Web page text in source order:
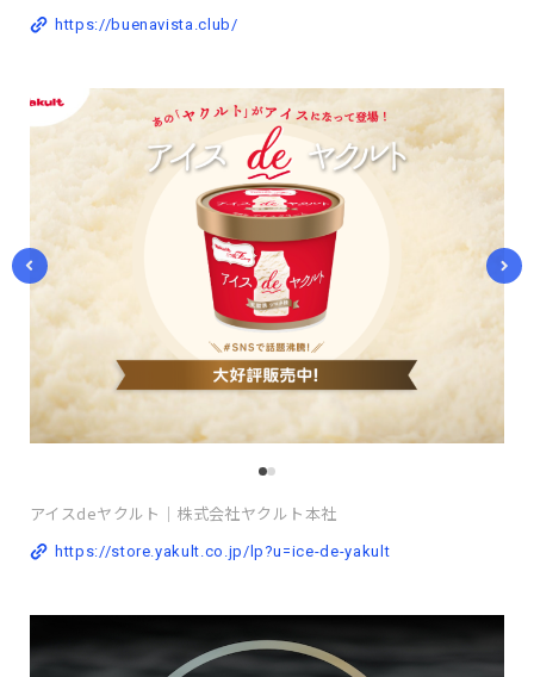
https://buenavista.club/
アイスdeヤクルト｜株式会社ヤクルト本社
https://store.yakult.co.jp/lp?u=ice-de-yakult